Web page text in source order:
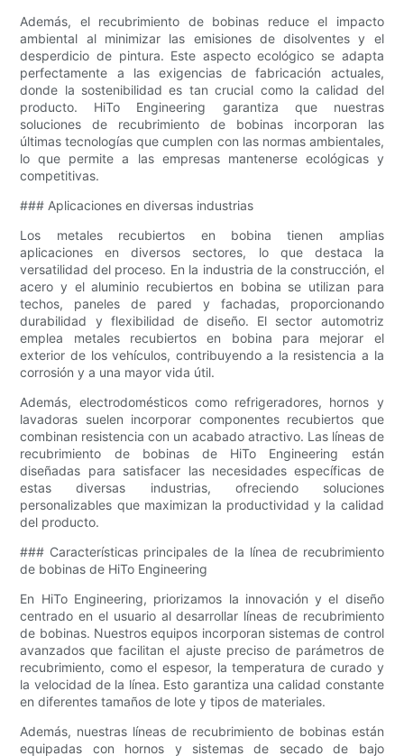
Además, el recubrimiento de bobinas reduce el impacto
ambiental al minimizar las emisiones de disolventes y el
desperdicio de pintura. Este aspecto ecológico se adapta
perfectamente a las exigencias de fabricación actuales,
donde la sostenibilidad es tan crucial como la calidad del
producto. HiTo Engineering garantiza que nuestras
soluciones de recubrimiento de bobinas incorporan las
últimas tecnologías que cumplen con las normas ambientales,
lo que permite a las empresas mantenerse ecológicas y
competitivas.
### Aplicaciones en diversas industrias
Los metales recubiertos en bobina tienen amplias
aplicaciones en diversos sectores, lo que destaca la
versatilidad del proceso. En la industria de la construcción, el
acero y el aluminio recubiertos en bobina se utilizan para
techos, paneles de pared y fachadas, proporcionando
durabilidad y flexibilidad de diseño. El sector automotriz
emplea metales recubiertos en bobina para mejorar el
exterior de los vehículos, contribuyendo a la resistencia a la
corrosión y a una mayor vida útil.
Además, electrodomésticos como refrigeradores, hornos y
lavadoras suelen incorporar componentes recubiertos que
combinan resistencia con un acabado atractivo. Las líneas de
recubrimiento de bobinas de HiTo Engineering están
diseñadas para satisfacer las necesidades específicas de
estas diversas industrias, ofreciendo soluciones
personalizables que maximizan la productividad y la calidad
del producto.
### Características principales de la línea de recubrimiento
de bobinas de HiTo Engineering
En HiTo Engineering, priorizamos la innovación y el diseño
centrado en el usuario al desarrollar líneas de recubrimiento
de bobinas. Nuestros equipos incorporan sistemas de control
avanzados que facilitan el ajuste preciso de parámetros de
recubrimiento, como el espesor, la temperatura de curado y
la velocidad de la línea. Esto garantiza una calidad constante
en diferentes tamaños de lote y tipos de materiales.
Además, nuestras líneas de recubrimiento de bobinas están
equipadas con hornos y sistemas de secado de bajo